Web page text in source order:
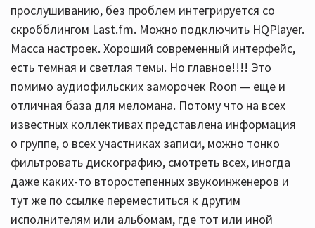
прослушиванию, без проблем интегрируется со
скробблингом Last.fm. Можно подключить HQPlayer.
Масса настроек. Хороший современный интерфейс,
есть темная и светлая темы. Но главное!!!! Это
помимо аудиофильских заморочек Roon — еще и
отличная база для меломана. Потому что на всех
известных коллективах представлена информация
о группе, о всех участниках записи, можно тонко
фильтровать дискографию, смотреть всех, иногда
даже каких-то второстепенных звукоинженеров и
тут же по ссылке переместиться к другим
исполнителям или альбомам, где тот или иной